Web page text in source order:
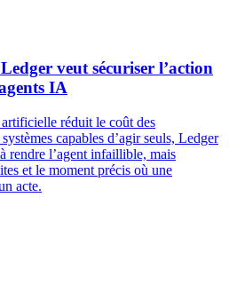
veut sécuriser l’action
IA
réduit le coût des
capables d’agir seuls, Ledger
rendre l’agent infaillible, mais
et le moment précis où une
acte.